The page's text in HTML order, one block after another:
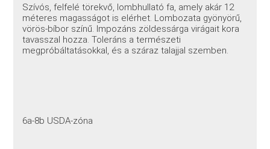
Szívós, felfelé törekvő, lombhullató fa, amely akár 12
méteres magasságot is elérhet. Lombozata gyönyörű,
vörös-bíbor színű. Impozáns zöldessárga virágait kora
tavasszal hozza. Toleráns a természeti
megpróbáltatásokkal, és a száraz talajjal szemben.
6a-8b USDA-zóna